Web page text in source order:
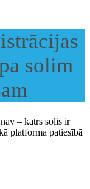
solim
– katrs solis ir
platforma patiesībā